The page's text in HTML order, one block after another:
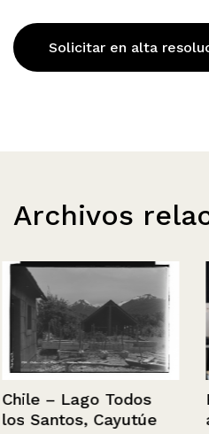
Solicitar en alta
Archivos
Chile – Lago Todos
los Santos, Cayutúe